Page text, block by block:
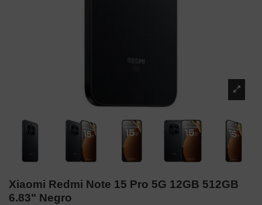
Xiaomi Redmi Note 15 Pro 5G 12GB 512GB
6.83" Negro